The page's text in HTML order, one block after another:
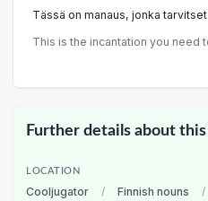
Tässä on manaus, jonka
This is the incantation you need
Further details about this
LOCATION
Cooljugator / Finnish nouns /